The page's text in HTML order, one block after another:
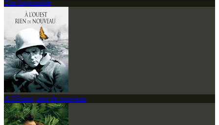
The Impossible
A l'Ouest, rien de nouveau